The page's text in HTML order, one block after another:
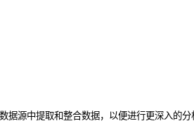
源中提取和整合数据，以便进行更深入的分